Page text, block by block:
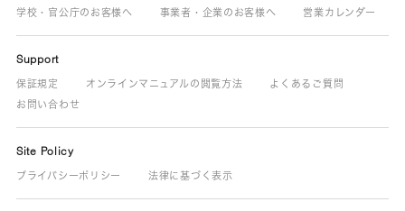
学校・官公庁のお客様へ
事業者・企業のお客様へ 営業カレンダー
Support
保証規定 オンラインマニュアルの閲覧方法
よくあるご質問
お問い合わせ
Site Policy
プライバシーポリシー 法律に基づく表示